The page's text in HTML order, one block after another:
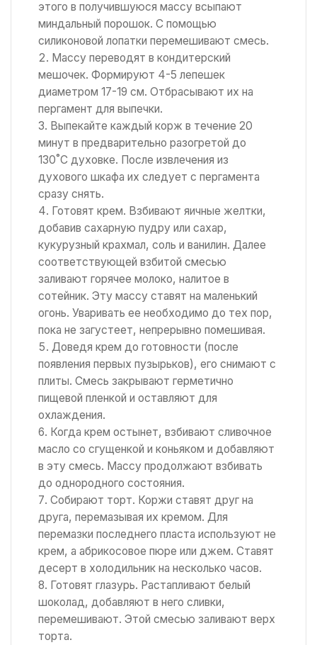
этого в получившуюся массу всыпают
миндальный порошок. С помощью
силиконовой лопатки перемешивают смесь.
Массу переводят в кондитерский
мешочек. Формируют 4-5 лепешек
диаметром 17-19 см. Отбрасывают их на
пергамент для выпечки.
Выпекайте каждый корж в течение 20
минут в предварительно разогретой до
130˚C духовке. После извлечения из
духового шкафа их следует с пергамента
сразу снять.
Готовят крем. Взбивают яичные желтки,
добавив сахарную пудру или сахар,
кукурузный крахмал, соль и ванилин. Далее
соответствующей взбитой смесью
заливают горячее молоко, налитое в
сотейник. Эту массу ставят на маленький
огонь. Уваривать ее необходимо до тех пор,
пока не загустеет, непрерывно помешивая.
Доведя крем до готовности (после
появления первых пузырьков), его снимают с
плиты. Смесь закрывают герметично
пищевой пленкой и оставляют для
охлаждения.
Когда крем остынет, взбивают сливочное
масло со сгущенкой и коньяком и добавляют
в эту смесь. Массу продолжают взбивать
до однородного состояния.
Собирают торт. Коржи ставят друг на
друга, перемазывая их кремом. Для
перемазки последнего пласта используют не
крем, а абрикосовое пюре или джем. Ставят
десерт в холодильник на несколько часов.
Готовят глазурь. Растапливают белый
шоколад, добавляют в него сливки,
перемешивают. Этой смесью заливают верх
торта.